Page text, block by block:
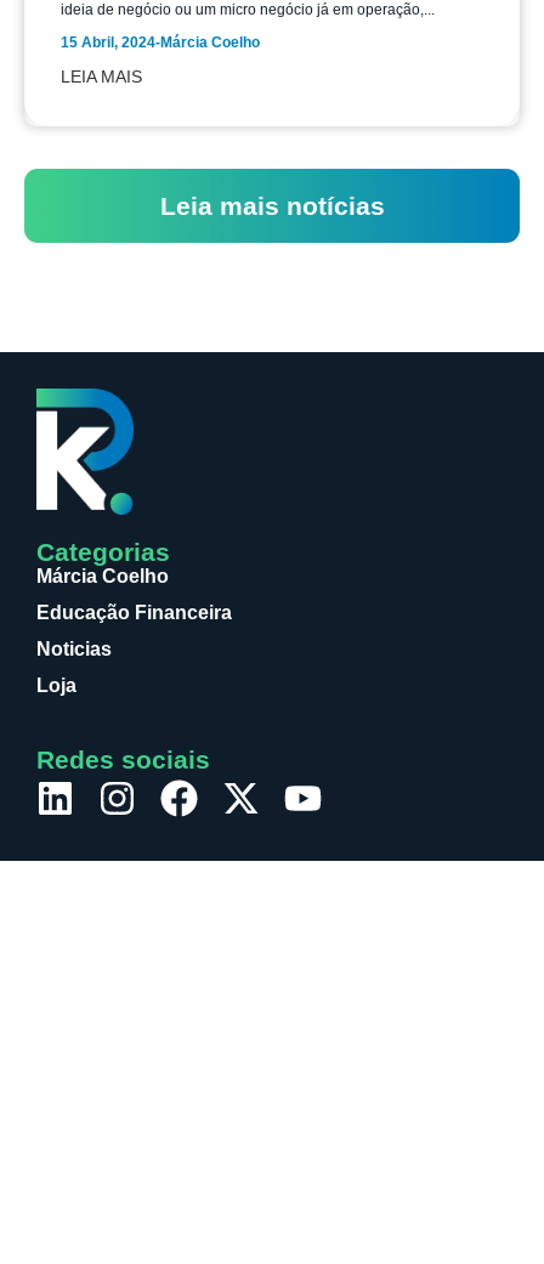
ideia de negócio ou um micro negócio já em operação,...
15 Abril, 2024-Márcia Coelho
LEIA MAIS
Leia mais notícias
Categorias
Márcia Coelho
Educação Financeira
Noticias
Loja
Redes sociais